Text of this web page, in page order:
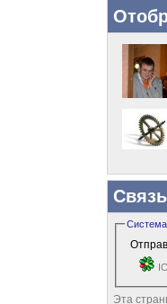
Связь
Эта